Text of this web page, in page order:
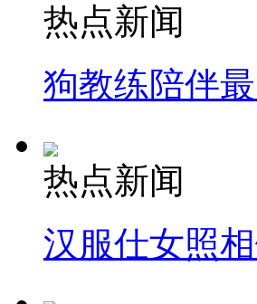
热点新闻
狗教练陪伴
热点新闻
汉服仕女照